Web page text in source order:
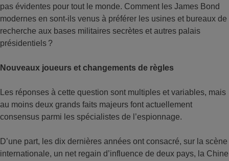
pas évidentes pour tout le monde. Comment les James Bond
modernes en sont-ils venus à préférer les usines et bureaux de
recherche aux bases militaires secrètes et autres palais
présidentiels ?
Nouveaux joueurs et changements de règles
Les réponses à cette question sont multiples et variables, mais
au moins deux grands faits majeurs font actuellement
consensus parmi les spécialistes de l’espionnage.
D’une part, les dix dernières années ont consacré, sur la scène
internationale, un net regain d’influence de deux pays, la Chine